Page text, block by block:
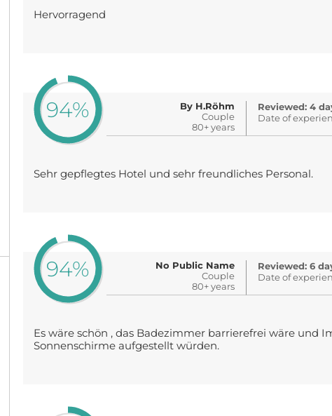
Hervorragend
94%
By H.Röhm
Couple
80+ years
Reviewed: 4
Date of
Sehr gepflegtes Hotel und sehr freundliches Personal.
94%
No Public Name
Couple
80+ years
Reviewed: 6
Date of
Es wäre schön , das Badezimmer barrierefrei wäre und
Sonnenschirme aufgestellt würden.